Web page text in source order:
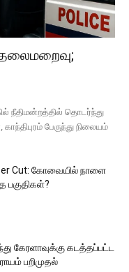
நீதிமன்றத்தில் தொடர்ந்து
பேருந்து நிலையம்
Cut: கோவையில் நாளை
பகுதிகள்?
கேரளாவுக்கு கடத்தப்பட்ட
பறிமுதல்